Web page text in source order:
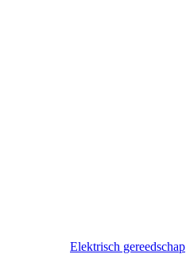
Elektrisch gereedschap